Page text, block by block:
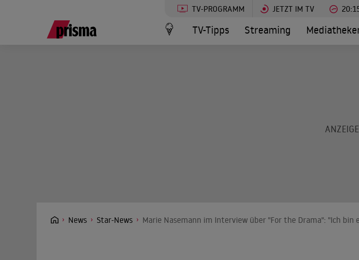
TV-PROGRAMM JETZT IM TV
TV-Tipps Streaming
News Star-News Marie Nasemann im Interview über "For the Drama": "Ich bin